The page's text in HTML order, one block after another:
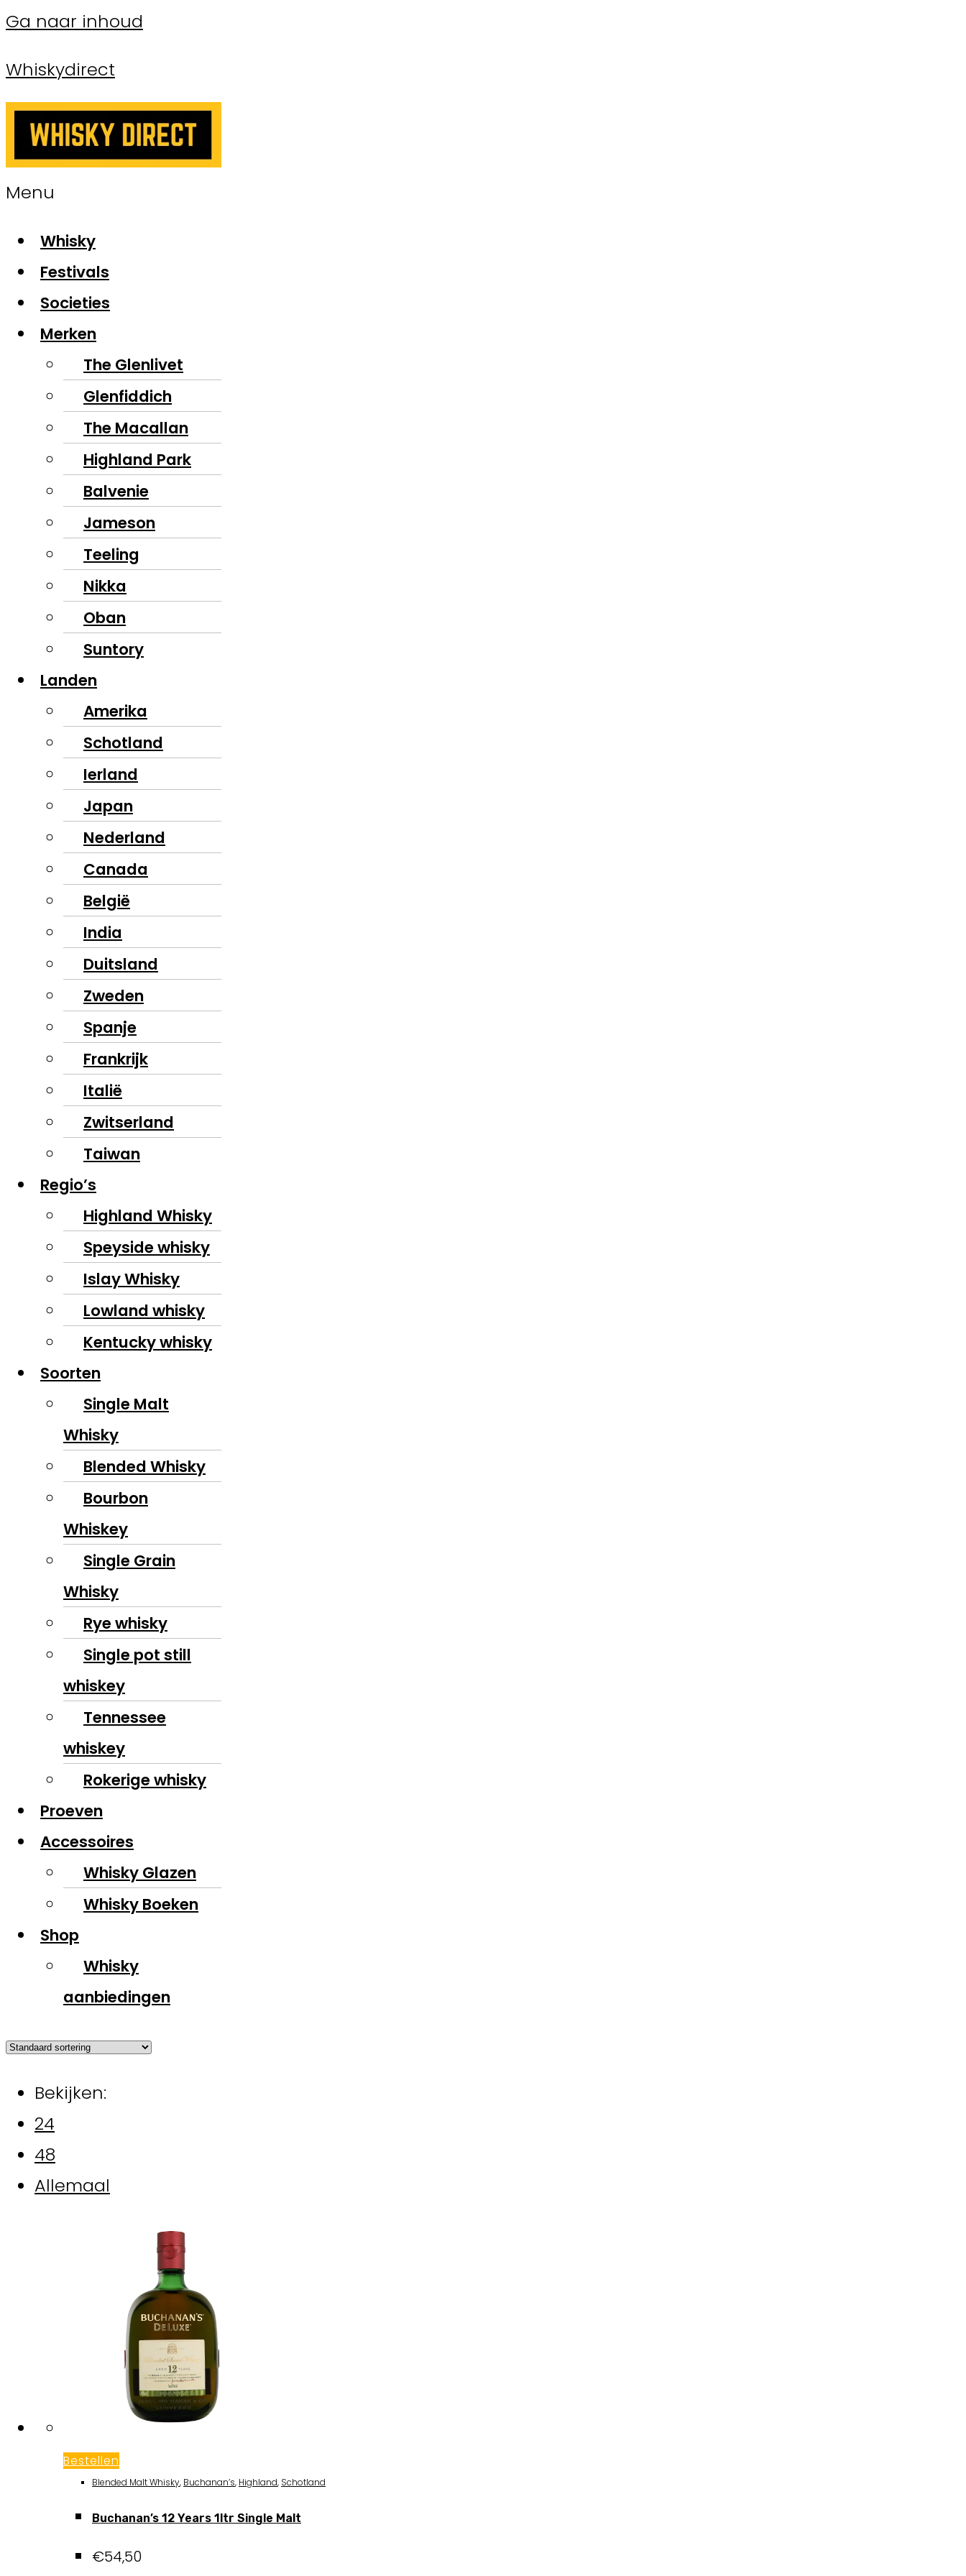
Ga naar inhoud
Whiskydirect
Menu
Whisky
Festivals
Societies
Merken
The Glenlivet
Glenfiddich
The Macallan
Highland Park
Balvenie
Jameson
Teeling
Nikka
Oban
Suntory
Landen
Amerika
Schotland
Ierland
Japan
Nederland
Canada
België
India
Duitsland
Zweden
Spanje
Frankrijk
Italië
Zwitserland
Taiwan
Regio’s
Highland Whisky
Speyside whisky
Islay Whisky
Lowland whisky
Kentucky whisky
Soorten
Single Malt
Whisky
Blended Whisky
Bourbon
Whiskey
Single Grain
Whisky
Rye whisky
Single pot still
whiskey
Tennessee
whiskey
Rokerige whisky
Proeven
Accessoires
Whisky Glazen
Whisky Boeken
Shop
Whisky
aanbiedingen
Bekijken:
24
48
Allemaal
Bestellen
Blended Malt Whisky, Buchanan’s, Highland, Schotland
Buchanan’s 12 Years 1ltr Single Malt
€54,50